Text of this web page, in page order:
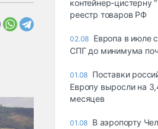
контейнер-цистерну
реестр товаров РФ
02.08 Европа в июле
СПГ до минимума
01.08 Поставки
Европу выросли на
месяцев
01.08 В аэропорту